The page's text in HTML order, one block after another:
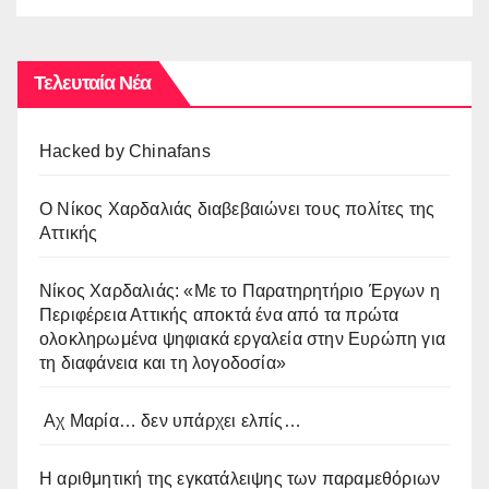
Τελευταία Νέα
Hacked by Chinafans
O Νίκος Χαρδαλιάς διαβεβαιώνει τους πολίτες της
Αττικής
Νίκος Χαρδαλιάς: «Με το Παρατηρητήριο Έργων η
Περιφέρεια Αττικής αποκτά ένα από τα πρώτα
ολοκληρωμένα ψηφιακά εργαλεία στην Ευρώπη για
τη διαφάνεια και τη λογοδοσία»
Αχ Μαρία… δεν υπάρχει ελπίς…
Η αριθμητική της εγκατάλειψης των παραμεθόριων